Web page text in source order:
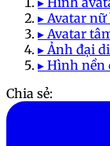
▸ Avatar nữ
▸ Avatar
▸ Ảnh đại
▸ Hình nền
Chia sẻ: